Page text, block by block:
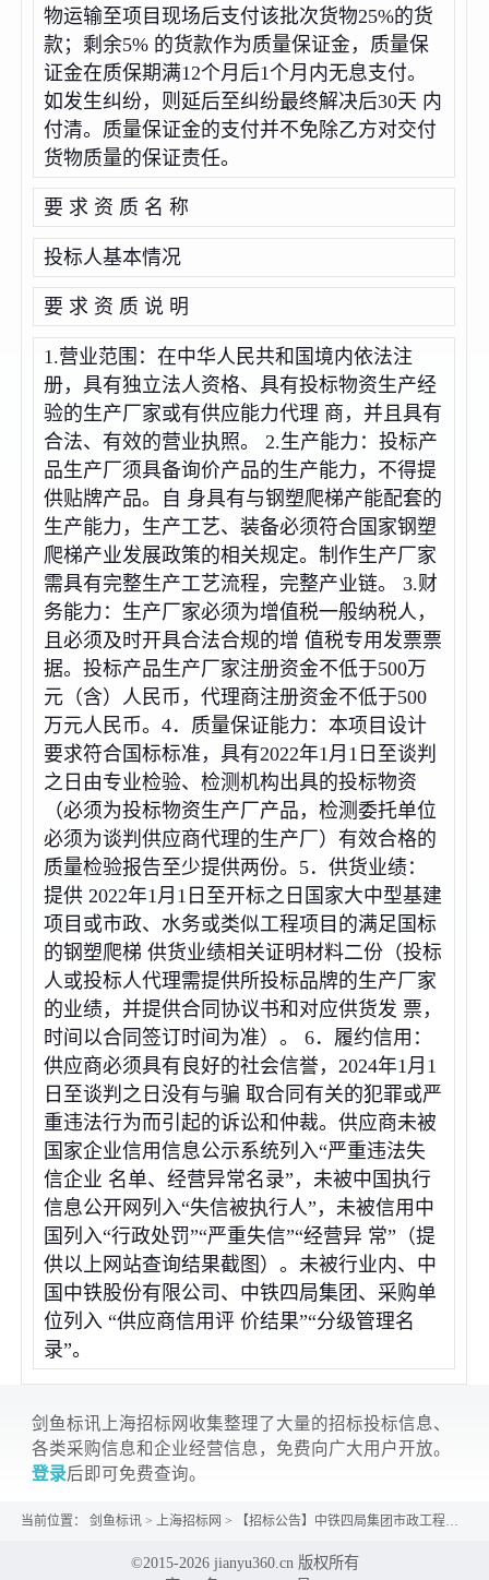
物运输至项目现场后支付该批次货物25%的货
款；剩余5% 的货款作为质量保证金，质量保
证金在质保期满12个月后1个月内无息支付。
如发生纠纷，则延后至纠纷最终解决后30天 内
付清。质量保证金的支付并不免除乙方对交付
货物质量的保证责任。
要 求 资 质 名 称
投标人基本情况
要 求 资 质 说 明
1.营业范围：在中华人民共和国境内依法注
册，具有独立法人资格、具有投标物资生产经
验的生产厂家或有供应能力代理 商，并且具有
合法、有效的营业执照。 2.生产能力：投标产
品生产厂须具备询价产品的生产能力，不得提
供贴牌产品。自 身具有与钢塑爬梯产能配套的
生产能力，生产工艺、装备必须符合国家钢塑
爬梯产业发展政策的相关规定。制作生产厂家
需具有完整生产工艺流程，完整产业链。 3.财
务能力：生产厂家必须为增值税一般纳税人，
且必须及时开具合法合规的增 值税专用发票票
据。投标产品生产厂家注册资金不低于500万
元（含）人民币，代理商注册资金不低于500
万元人民币。4．质量保证能力：本项目设计
要求符合国标标准，具有2022年1月1日至谈判
之日由专业检验、检测机构出具的投标物资
（必须为投标物资生产厂产品，检测委托单位
必须为谈判供应商代理的生产厂）有效合格的
质量检验报告至少提供两份。5．供货业绩：
提供 2022年1月1日至开标之日国家大中型基建
项目或市政、水务或类似工程项目的满足国标
的钢塑爬梯 供货业绩相关证明材料二份（投标
人或投标人代理需提供所投标品牌的生产厂家
的业绩，并提供合同协议书和对应供货发 票，
时间以合同签订时间为准）。 6．履约信用：
供应商必须具有良好的社会信誉，2024年1月1
日至谈判之日没有与骗 取合同有关的犯罪或严
重违法行为而引起的诉讼和仲裁。供应商未被
国家企业信用信息公示系统列入“严重违法失
信企业 名单、经营异常名录”，未被中国执行
信息公开网列入“失信被执行人”，未被信用中
国列入“行政处罚”“严重失信”“经营异 常”（提
供以上网站查询结果截图）。未被行业内、中
国中铁股份有限公司、中铁四局集团、采购单
位列入 “供应商信用评 价结果”“分级管理名
录”。
剑鱼标讯上海招标网收集整理了大量的招标投标信息、
各类采购信息和企业经营信息，免费向广大用户开放。
登录后即可免费查询。
当前位置： 剑鱼标讯 > 上海招标网 > 【招标公告】中铁四局集团市政工程分公司安哥拉南宽扎省供水项目土工布、石笼采购询价书
©2015-2026 jianyu360.cn 版权所有